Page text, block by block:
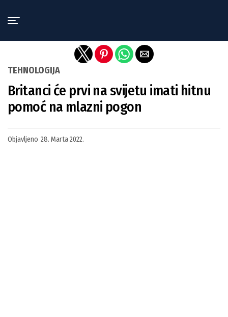
TEHNOLOGIJA
Britanci će prvi na svijetu imati hitnu
pomoć na mlazni pogon
Objavljeno 28. Marta 2022.